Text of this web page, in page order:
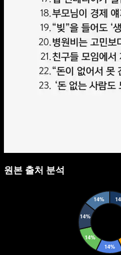
원본 출처 분석